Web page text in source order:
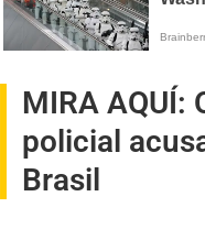
MIRA AQUÍ:
policial
Brasil